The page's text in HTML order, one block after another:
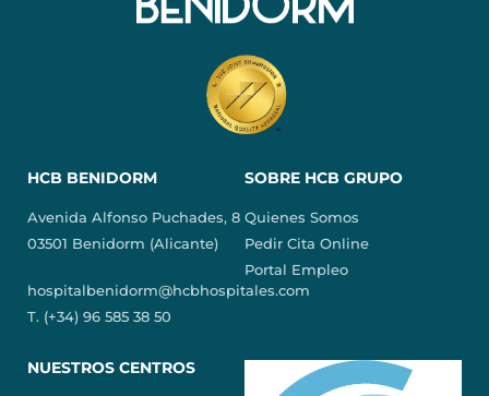
HCB BENIDORM
Avenida Alfonso Puchades, 8
03501 Benidorm (Alicante)
hospitalbenidorm@hcbhospitales.com
T. (+34) 96 585 38 50
SOBRE HCB GRUPO
Quienes Somos
Pedir Cita Online
Portal Empleo
NUESTROS CENTROS